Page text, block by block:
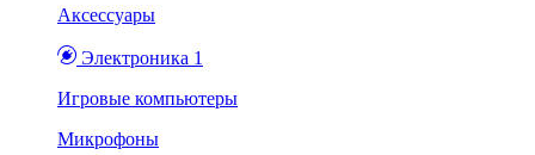
Аксессуары
Электроника 1
Игровые компьютеры
Микрофоны